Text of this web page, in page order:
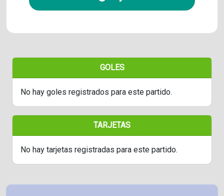
GOLES
No hay goles registrados para este partido.
TARJETAS
No hay tarjetas registradas para este partido.